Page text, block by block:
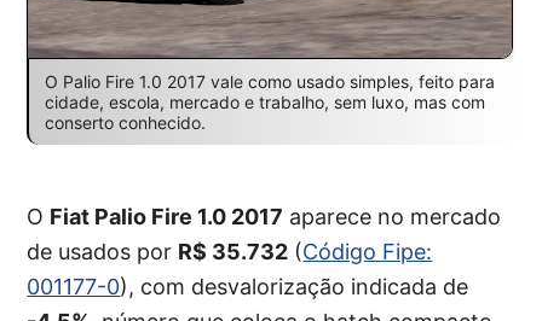
O Palio Fire 1.0 2017 vale como usado simples, feito para
cidade, escola, mercado e trabalho, sem luxo, mas com
conserto conhecido.
O Fiat Palio Fire 1.0 2017 aparece no mercado
de usados por R$ 35.732 (Código Fipe:
001177-0), com desvalorização indicada de